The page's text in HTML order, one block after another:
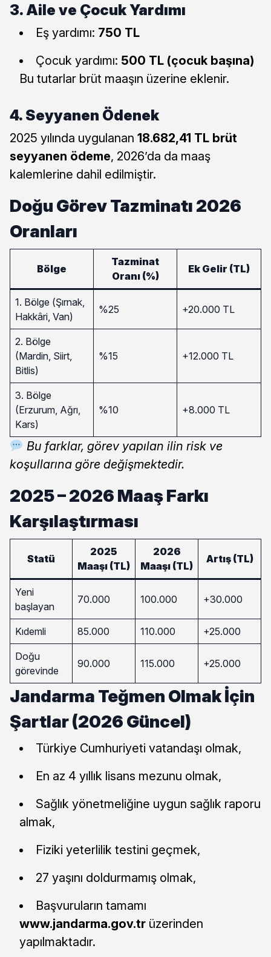
3. Aile ve Çocuk Yardımı
Eş yardımı: 750 TL
Çocuk yardımı: 500 TL (çocuk başına)
Bu tutarlar brüt maaşın üzerine eklenir.
4. Seyyanen Ödenek
2025 yılında uygulanan 18.682,41 TL brüt
seyyanen ödeme, 2026’da da maaş
kalemlerine dahil edilmiştir.
Doğu Görev Tazminatı 2026
Oranları
Bölge
Tazminat
Oranı (%)
Ek Gelir (TL)
1. Bölge (Şırnak,
Hakkâri, Van)
%25 +20.000 TL
2. Bölge
(Mardin, Siirt,
Bitlis)
%15 +12.000 TL
3. Bölge
(Erzurum, Ağrı,
Kars)
%10 +8.000 TL
Bu farklar, görev yapılan ilin risk ve
koşullarına göre değişmektedir.
2025 – 2026 Maaş Farkı
Karşılaştırması
Statü
2025
Maaşı (TL)
2026
Maaşı (TL)
Artış (TL)
Yeni
başlayan
70.000 100.000 +30.000
Kıdemli 85.000 110.000 +25.000
Doğu
görevinde
90.000 115.000 +25.000
Jandarma Teğmen Olmak İçin
Şartlar (2026 Güncel)
Türkiye Cumhuriyeti vatandaşı olmak,
En az 4 yıllık lisans mezunu olmak,
Sağlık yönetmeliğine uygun sağlık raporu
almak,
Fiziki yeterlilik testini geçmek,
27 yaşını doldurmamış olmak,
Başvuruların tamamı
www.jandarma.gov.tr üzerinden
yapılmaktadır.